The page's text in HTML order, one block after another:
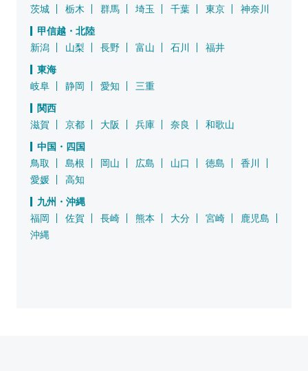
茨城
栃木 群馬 埼玉 千葉 東京
神奈川
甲信越・北陸
新潟
山梨 長野 富山 石川
福井
東海
岐阜
静岡 愛知
三重
関西
滋賀
京都 大阪 兵庫 奈良
和歌山
中国・四国
鳥取
島根 岡山 広島 山口 徳島
香川
愛媛
高知
九州・沖縄
福岡
佐賀 長崎 熊本 大分 宮崎
鹿児島
沖縄